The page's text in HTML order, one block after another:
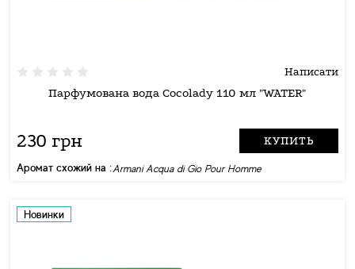
Написати
Парфумована вода Cocolady 110 мл "WATER"
230 грн КУПИТЬ
Аромат схожий на :Armani Acqua di Gio Pour Homme
Новинки